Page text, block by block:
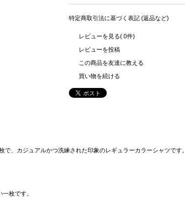
特定商取引法に基づく表記 (返品など)
レビューを見る( 0件)
レビューを投稿
この商品を友達に教える
買い物を続ける
、カジュアルかつ洗練された印象のレギュラーカラーシャツです。
枚です。